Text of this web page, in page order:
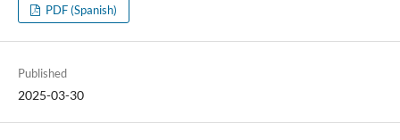
PDF (Spanish)
Published
2025-03-30